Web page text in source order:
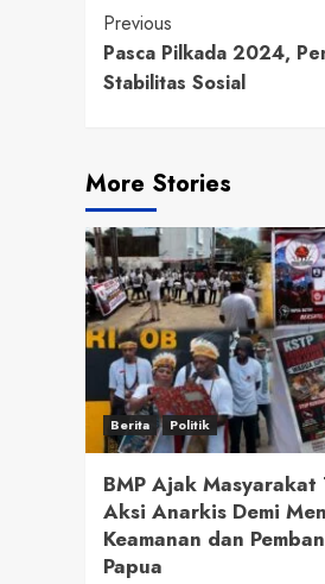
Continue
Reading
Previous
Pasca Pilkada 2024,
Stabilitas Sosial
More Stories
Berita Politik
BMP Ajak Masyarakat
Aksi Anarkis Demi
Keamanan dan
Papua